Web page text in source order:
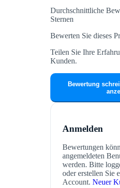
Durchschnittliche
Sternen
Bewerten Sie dieses
Teilen Sie Ihre
Kunden.
Bewertung
Anmelden
Bewertungen
angemeldeten
werden. Bitte
oder erstellen Sie
Account. Neuer